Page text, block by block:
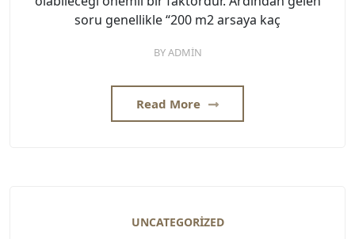
soru genellikle “200 m2 arsaya kaç
BYADMIN
Read More
UNCATEGORIZED